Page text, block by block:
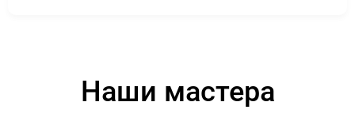
Наши мастера